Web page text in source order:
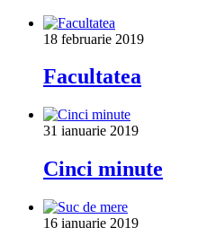
18 februarie 2019
Facultatea
31 ianuarie 2019
Cinci minute
16 ianuarie 2019